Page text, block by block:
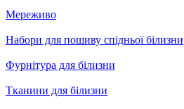
Мереживо
Набори для пошиву спідньої білизни
Фурнітура для білизни
Тканини для білизни